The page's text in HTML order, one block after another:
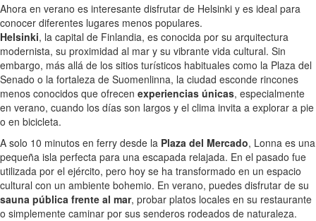
Ahora en verano es interesante disfrutar de Helsinki y es ideal para
conocer diferentes lugares menos populares.
Helsinki, la capital de Finlandia, es conocida por su arquitectura
modernista, su proximidad al mar y su vibrante vida cultural. Sin
embargo, más allá de los sitios turísticos habituales como la Plaza del
Senado o la fortaleza de Suomenlinna, la ciudad esconde rincones
menos conocidos que ofrecen experiencias únicas, especialmente
en verano, cuando los días son largos y el clima invita a explorar a pie
o en bicicleta.
A solo 10 minutos en ferry desde la Plaza del Mercado, Lonna es una
pequeña isla perfecta para una escapada relajada. En el pasado fue
utilizada por el ejército, pero hoy se ha transformado en un espacio
cultural con un ambiente bohemio. En verano, puedes disfrutar de su
sauna pública frente al mar, probar platos locales en su restaurante
o simplemente caminar por sus senderos rodeados de naturaleza.